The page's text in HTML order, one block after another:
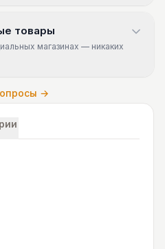
товары
магазинах — никаких
→